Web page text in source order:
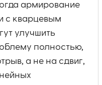
армирование
с кварцевым
улучшить
полностью,
а не на сдвиг,